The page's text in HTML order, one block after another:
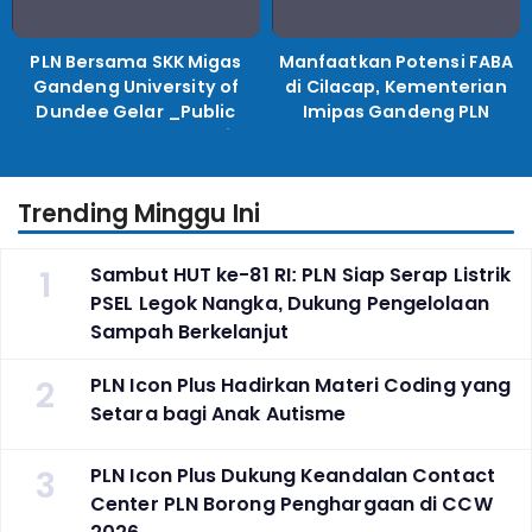
PLN Bersama SKK Migas
Gandeng University of
Dundee Gelar _Public
Lecture_, Kolaborasi
Manfaatkan Potensi FABA
di Cilacap, Kementerian
Imipas Gandeng PLN
Trending Minggu Ini
1
Sambut HUT ke-81 RI: PLN Siap Serap Listrik
PSEL Legok Nangka, Dukung Pengelolaan
Sampah Berkelanjut
2
PLN Icon Plus Hadirkan Materi Coding yang
Setara bagi Anak Autisme
3
PLN Icon Plus Dukung Keandalan Contact
Center PLN Borong Penghargaan di CCW